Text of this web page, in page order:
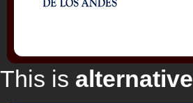
This is alternative